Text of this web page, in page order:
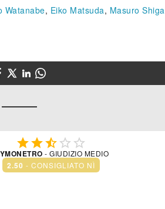
Watanabe, Eiko Matsuda, Masuro Shiga
  
- GIUDIZIO MEDIO
2.50 - CONSIGLIATO NÌ